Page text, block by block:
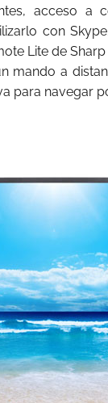
acceso a
con
Lite de
mando a
para navegar